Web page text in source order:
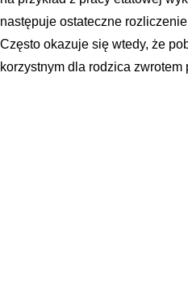
następuje ostateczne
Często okazuje się wtedy, że
korzystnym dla rodzica zwrotem